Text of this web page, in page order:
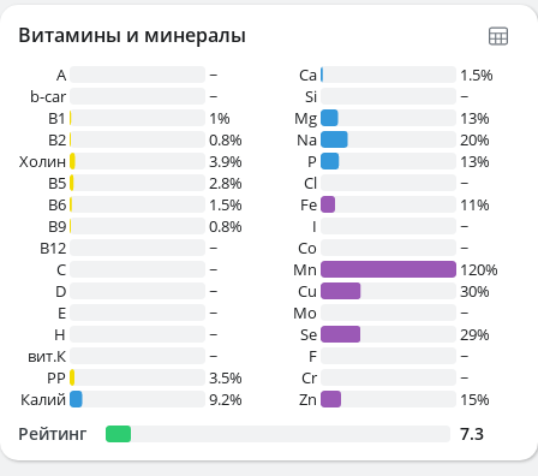
Витамины и минералы
A
~
b-car
~
В1
1%
B2
0.8%
Холин
3.9%
B5
2.8%
B6
1.5%
B9
0.8%
B12
~
C
~
D
~
E
~
H
~
вит.К
~
PP
3.5%
Калий
9.2%
Ca
1.5%
Si
~
Mg
13%
Na
20%
P
13%
Cl
~
Fe
11%
I
~
Co
~
Mn
120%
Cu
30%
Mo
~
Se
29%
F
~
Cr
~
Zn
15%
Рейтинг 7.3